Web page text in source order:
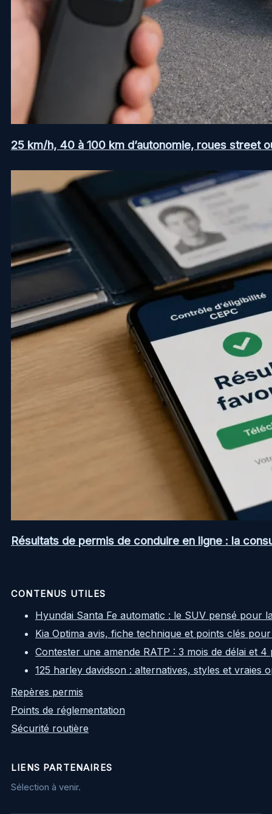
25 km/h, 40 à 100 km d’autonomie, roues street
Résultats de permis de conduire en ligne : la
CONTENUS UTILES
Hyundai Santa Fe automatic : le SUV pensé pour
Kia Optima avis, fiche technique et points clés
Contester une amende RATP : 3 mois de délai et
125 harley davidson : alternatives, styles et vraies
Repères permis
Points de réglementation
Sécurité routière
LIENS PARTENAIRES
Sélection à venir.